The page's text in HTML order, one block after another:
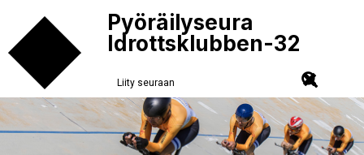
Pyöräilyseura
Idrottsklubben-32
Liity seuraan